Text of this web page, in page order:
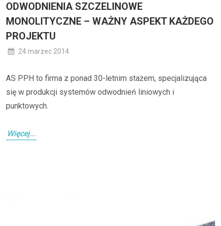
ODWODNIENIA SZCZELINOWE
MONOLITYCZNE – WAŻNY ASPEKT KAŻDEGO
PROJEKTU
24 marzec 2014
AS PPH to firma z ponad 30-letnim stażem, specjalizująca
się w produkcji systemów odwodnień liniowych i
punktowych.
Więcej...